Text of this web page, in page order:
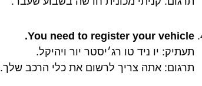
You need to register your vehicle.
תעתיק: יו ניד טו רג׳יסטר יור ויהיקל.
תרגום: אתה צריך לרשום את כלי הרכב שלך.